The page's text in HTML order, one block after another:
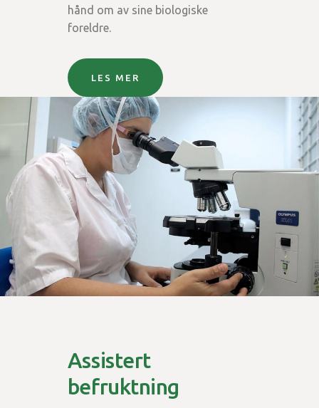
hånd om av sine biologiske
foreldre.
LES MER
Assistert
befruktning